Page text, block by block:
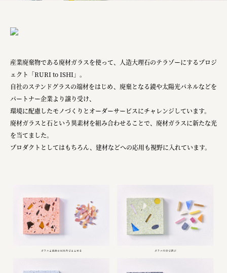
産業廃棄物である廃材ガラスを使って、人造大理石のテラゾーにするプロジ
ェクト「RURI to ISHI」。
自社のステンドグラスの端材をはじめ、廃棄となる鏡や太陽光パネルなどを
パートナー企業より譲り受け、
環境に配慮したモノづくりとオーダーサービスにチャレンジしています。
廃材ガラスと石という異素材を組み合わせることで、廃材ガラスに新たな光
を当てました。
プロダクトとしてはもちろん、建材などへの応用も視野に入れています。